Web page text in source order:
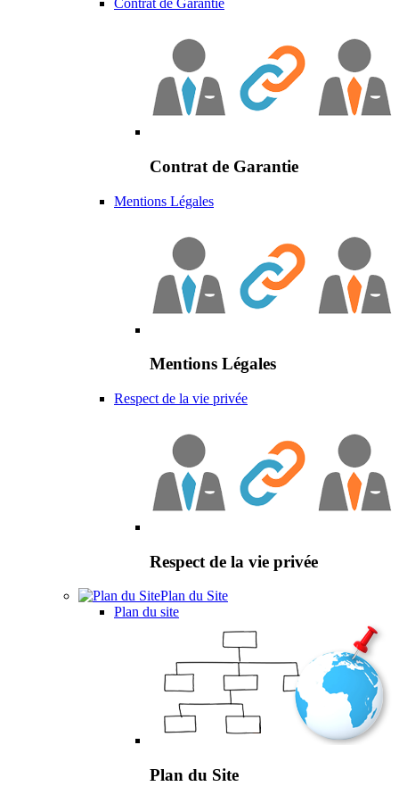
Contrat de Garantie
Contrat de Garantie
Mentions Légales
Mentions Légales
Respect de la vie privée
Respect de la vie privée
Plan du Site
Plan du site
Plan du Site